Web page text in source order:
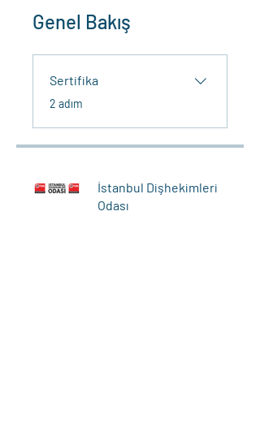
Genel Bakış
Sertifika
.2 adım
İstanbul Dişhekimleri
Odası